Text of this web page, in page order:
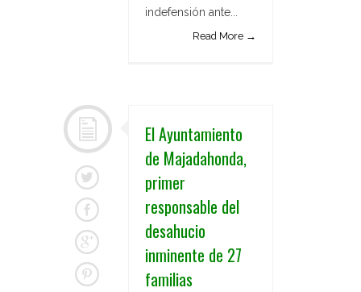
indefensión ante...
Read More →
El Ayuntamiento
de Majadahonda,
primer
responsable del
desahucio
inminente de 27
familias